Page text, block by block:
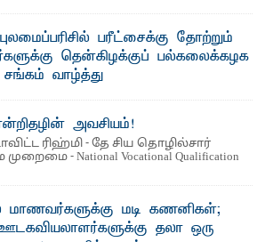
பரீட்சைக்கு தோற்றும்
தென்கிழக்குப் பல்கலைக்கழக
வாழ்த்து
அவசியம்!
ரிஹ்மி - தே சிய தொழில்சார்
- National Vocational Qualification
மாணவர்களுக்கு மடி கணனிகள்;
தலா ஒரு